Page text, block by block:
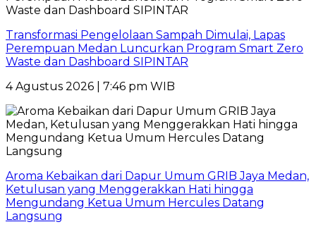
Transformasi Pengelolaan Sampah Dimulai, Lapas
Perempuan Medan Luncurkan Program Smart Zero
Waste dan Dashboard SIPINTAR
4 Agustus 2026 | 7:46 pm WIB
Aroma Kebaikan dari Dapur Umum GRIB Jaya Medan,
Ketulusan yang Menggerakkan Hati hingga
Mengundang Ketua Umum Hercules Datang
Langsung